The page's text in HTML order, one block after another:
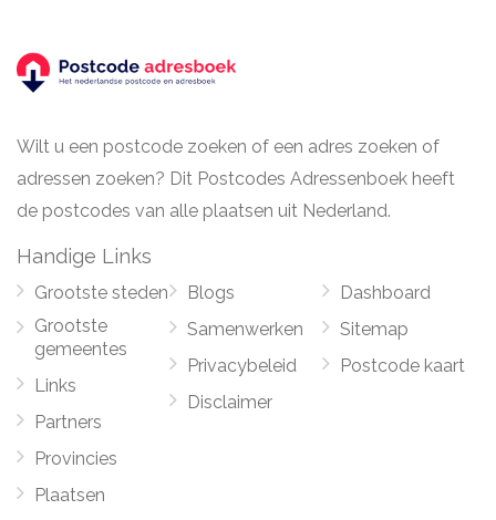
Wilt u een postcode zoeken of een adres zoeken of
adressen zoeken? Dit Postcodes Adressenboek heeft
de postcodes van alle plaatsen uit Nederland.
Handige Links
Grootste steden
Grootste
gemeentes
Links
Partners
Provincies
Plaatsen
Blogs
Samenwerken
Privacybeleid
Disclaimer
Dashboard
Sitemap
Postcode kaart